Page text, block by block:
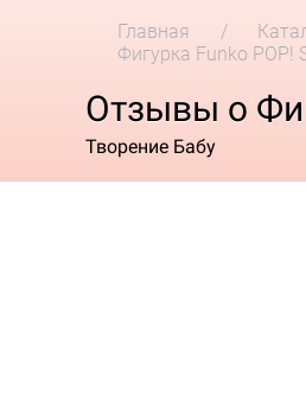
Главная
Фигурка Funko POP!
Отзывы о
Творение Бабу